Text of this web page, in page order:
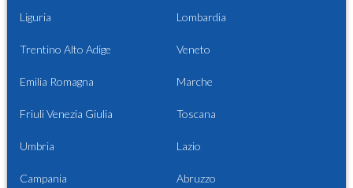
Liguria Lombardia
Trentino Alto Adige Veneto
Emilia Romagna Marche
Friuli Venezia Giulia Toscana
Umbria Lazio
Campania Abruzzo